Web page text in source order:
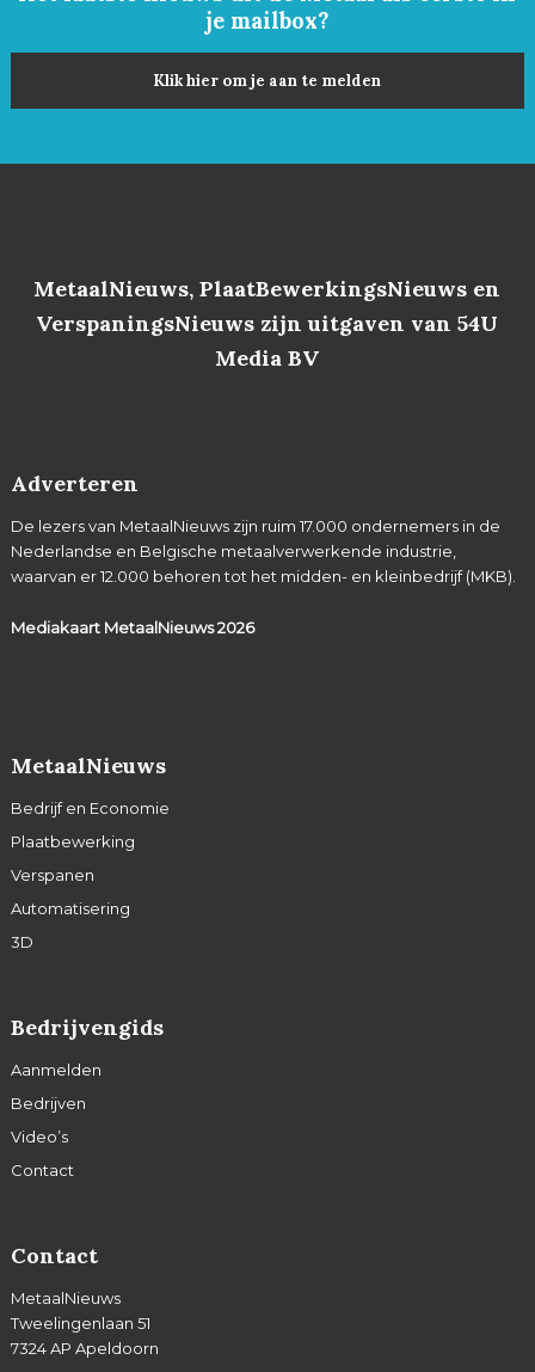
je mailbox?
Klik hier om je aan te melden
MetaalNieuws, PlaatBewerkingsNieuws en
VerspaningsNieuws zijn uitgaven van 54U
Media BV
Adverteren
De lezers van MetaalNieuws zijn ruim 17.000 ondernemers in de
Nederlandse en Belgische metaalverwerkende industrie,
waarvan er 12.000 behoren tot het midden- en kleinbedrijf (MKB).
Mediakaart MetaalNieuws2026
MetaalNieuws
Bedrijf en Economie
Plaatbewerking
Verspanen
Automatisering
3D
Bedrijvengids
Aanmelden
Bedrijven
Video’s
Contact
Contact
MetaalNieuws
Tweelingenlaan 51
7324 AP Apeldoorn